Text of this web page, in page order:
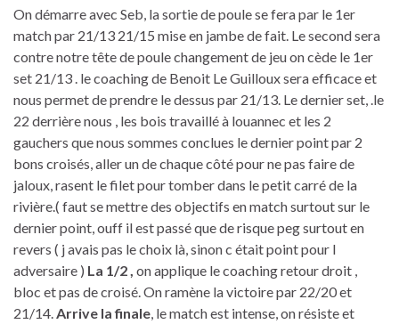
On démarre avec Seb, la sortie de poule se fera par le 1er
match par 21/13 21/15 mise en jambe de fait. Le second sera
contre notre tête de poule changement de jeu on cède le 1er
set 21/13 . le coaching de Benoit Le Guilloux sera efficace et
nous permet de prendre le dessus par 21/13. Le dernier set, .le
22 derrière nous , les bois travaillé à louannec et les 2
gauchers que nous sommes conclues le dernier point par 2
bons croisés, aller un de chaque côté pour ne pas faire de
jaloux, rasent le filet pour tomber dans le petit carré de la
rivière.( faut se mettre des objectifs en match surtout sur le
dernier point, ouff il est passé que de risque peg surtout en
revers ( j avais pas le choix là, sinon c était point pour l
adversaire ) La 1/2 , on applique le coaching retour droit ,
bloc et pas de croisé. On ramène la victoire par 22/20 et
21/14.Arrive la finale, le match est intense, on résiste et